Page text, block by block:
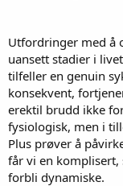
Utfordringer med å
uansett stadier i
tilfeller en genuin
konsekvent,
erektil brudd ikke
fysiologisk, men i
Plus prøver å
får vi en
forbli dynamiske.